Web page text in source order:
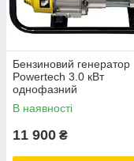
Бензиновий генератор
Powertech 3.0 кВт
однофазний
В наявності
11 900 ₴